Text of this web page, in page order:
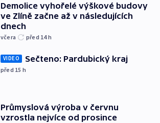
Demolice vyhořelé výškové budovy
ve Zlíně začne až v následujících
dnech
včera před 14h
VIDEO Sečteno: Pardubický kraj
před 15 h
Průmyslová výroba v červnu
vzrostla nejvíce od prosince